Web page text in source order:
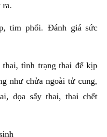
ra.
tim phổi. Đánh giá sức
tình trạng thai để kịp
như chửa ngoài tử cung,
dọa sẩy thai, thai chết